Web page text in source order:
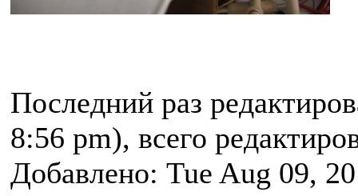
Последний раз
8:56 pm), всего
Добавлено: Tue Aug 09,